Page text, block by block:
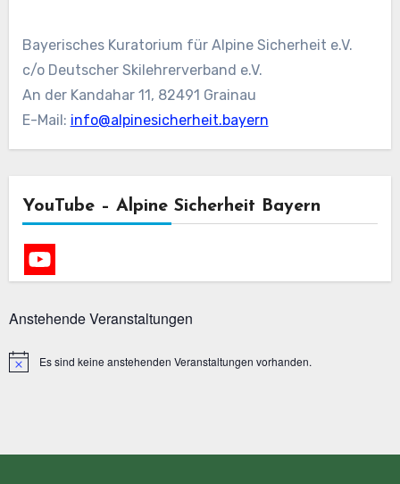
Bayerisches Kuratorium für Alpine Sicherheit e.V.
c/o Deutscher Skilehrerverband e.V.
An der Kandahar 11, 82491 Grainau
E-Mail: info@alpinesicherheit.bayern
YouTube – Alpine Sicherheit Bayern
Anstehende Veranstaltungen
HinweisEs sind keine anstehenden Veranstaltungen vorhanden.